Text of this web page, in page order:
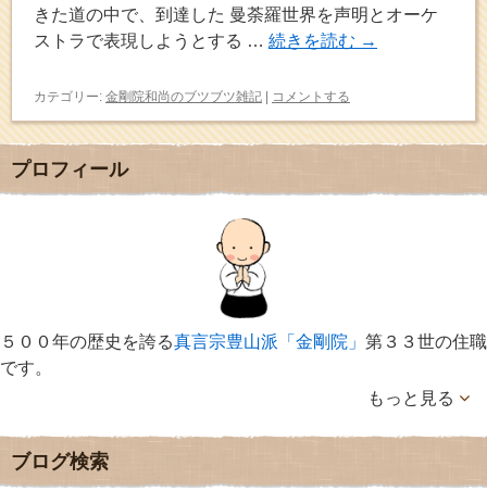
きた道の中で、到達した 曼荼羅世界を声明とオーケ
ストラで表現しようとする … 続きを読む →
カテゴリー: 金剛院和尚のブツブツ雑記 | コメントする
プロフィール
５００年の歴史を誇る真言宗豊山派「金剛院」 第３３世の住職
です。
もっと見る
ブログ検索